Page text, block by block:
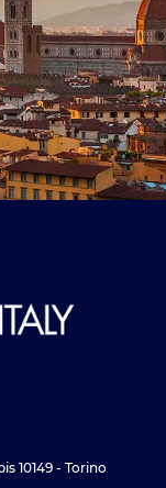
10149 - Torino